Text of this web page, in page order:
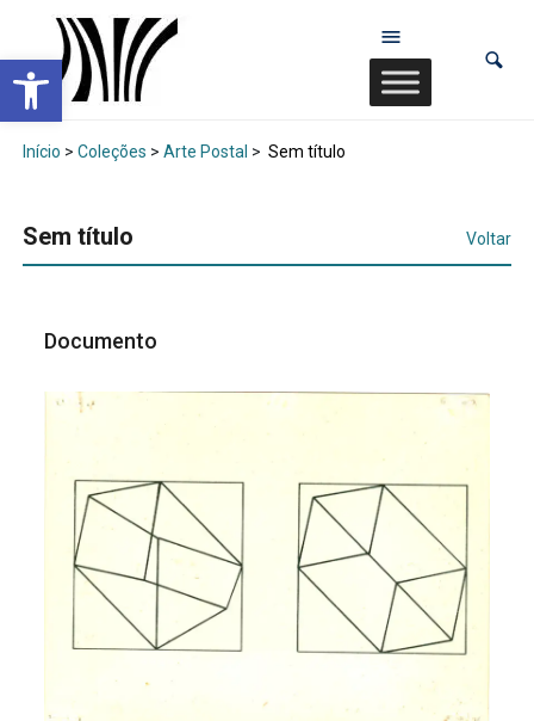
Abrir a barra de ferramentas
Início > Coleções > Arte Postal > Sem título
Sem título Voltar
Documento